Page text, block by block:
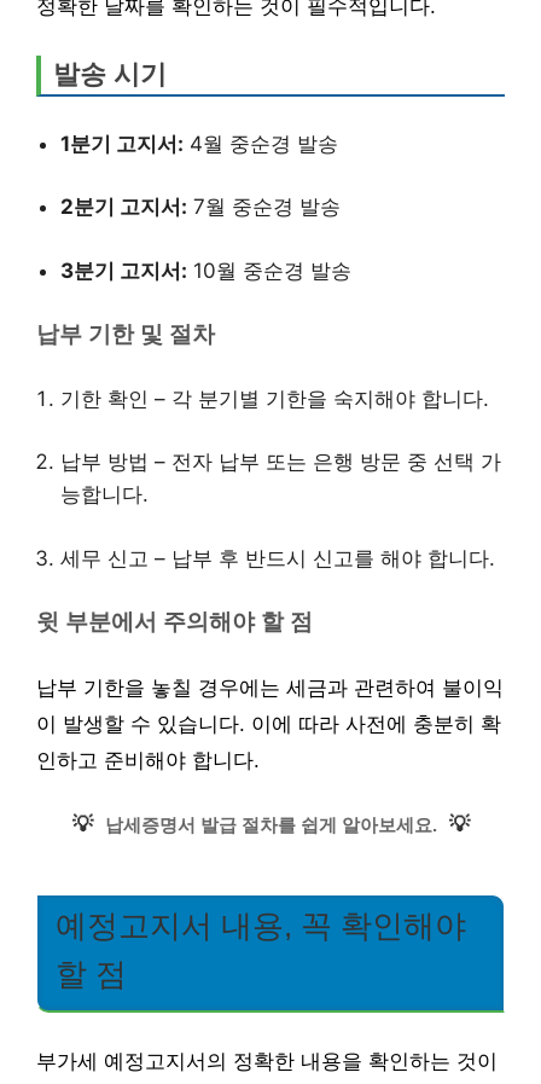
정확한 날짜를 확인하는 것이 필수적입니다.
발송 시기
1분기 고지서: 4월 중순경 발송
2분기 고지서: 7월 중순경 발송
3분기 고지서: 10월 중순경 발송
납부 기한 및 절차
기한 확인 – 각 분기별 기한을 숙지해야 합니다.
납부 방법 – 전자 납부 또는 은행 방문 중 선택 가
능합니다.
세무 신고 – 납부 후 반드시 신고를 해야 합니다.
윗 부분에서 주의해야 할 점
납부 기한을 놓칠 경우에는 세금과 관련하여 불이익
이 발생할 수 있습니다. 이에 따라 사전에 충분히 확
인하고 준비해야 합니다.
💡 납세증명서 발급 절차를 쉽게 알아보세요. 💡
예정고지서 내용, 꼭 확인해야
할 점
부가세 예정고지서의 정확한 내용을 확인하는 것이